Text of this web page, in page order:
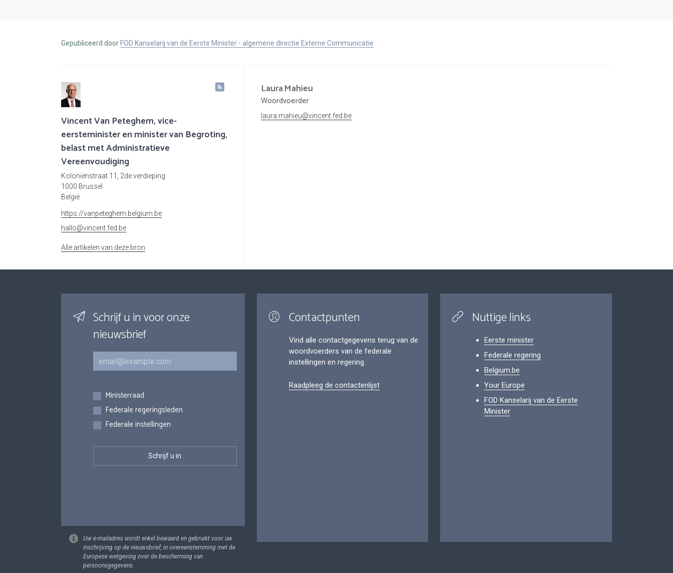
Gepubliceerd door FOD Kanselarij van de Eerste Minister - algemene directie Externe Communicatie
Vincent Van Peteghem, vice-
eersteminister en minister van Begroting,
belast met Administratieve
Vereenvoudiging
Koloniënstraat 11, 2de verdieping
1000 Brussel
België
https://vanpeteghem.belgium.be
hallo@vincent.fed.be
Alle artikelen van deze bron
LauraMahieu
Woordvoerder
laura.mahieu@vincent.fed.be
Schrijf u in voor onze
nieuwsbrief
E-mail
Inschrijvingen
Ministerraad
Federale regeringsleden
Federale instellingen
Uw e-mailadres wordt enkel bewaard en gebruikt voor uw
inschrijving op de nieuwsbrief, in overeenstemming met de
Europese wetgeving over de bescherming van
persoonsgegevens.
Contactpunten
Vind alle contactgegevens terug van de
woordvoerders van de federale
instellingen en regering.
Raadpleeg de contactenlijst
Nuttige links
Eerste minister
Federale regering
Belgium.be
Your Europe
FOD Kanselarij van de Eerste
Minister